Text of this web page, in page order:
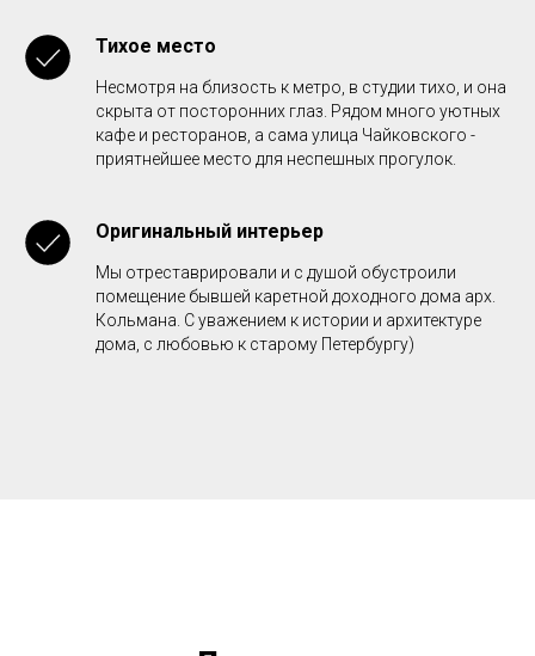
Тихое место
Несмотря на близость к метро, в студии тихо, и она
скрыта от посторонних глаз. Рядом много уютных
кафе и ресторанов, а сама улица Чайковского -
приятнейшее место для неспешных прогулок.
Оригинальный интерьер
Мы отреставрировали и с душой обустроили
помещение бывшей каретной доходного дома арх.
Кольмана. С уважением к истории и архитектуре
дома, с любовью к старому Петербургу)